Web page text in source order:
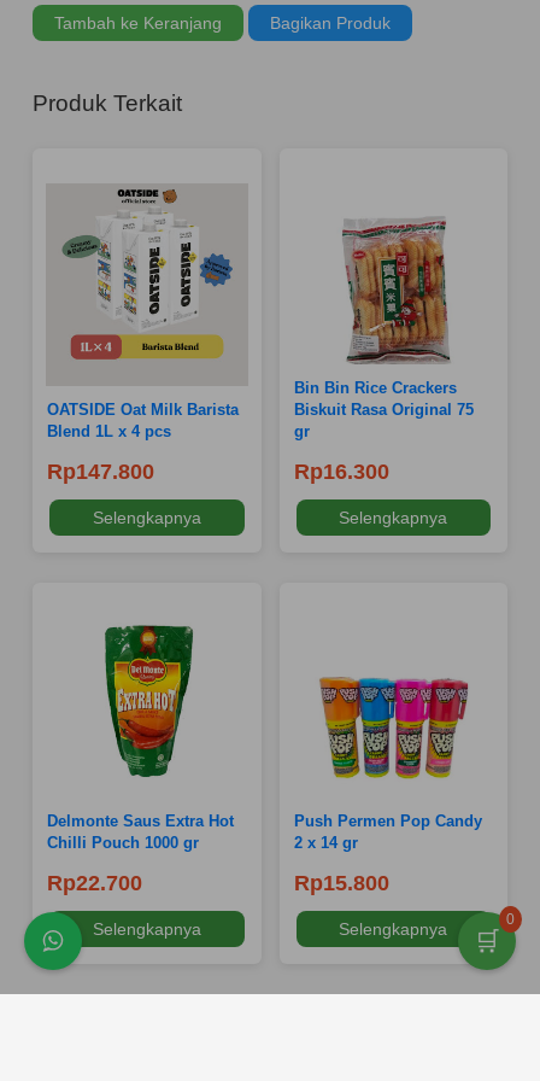
🛒
0
Tambah ke Keranjang Bagikan Produk
Produk Terkait
OATSIDE Oat Milk Barista
Blend 1L x 4 pcs
Rp147.800
Selengkapnya
Bin Bin Rice Crackers
Biskuit Rasa Original 75
gr
Rp16.300
Selengkapnya
Delmonte Saus Extra Hot
Chilli Pouch 1000 gr
Rp22.700
Selengkapnya
Push Permen Pop Candy
2 x 14 gr
Rp15.800
Selengkapnya